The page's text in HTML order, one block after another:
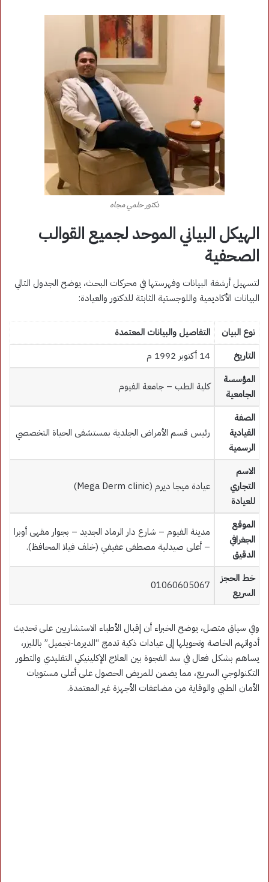
دكتور حلمي مجاه
الهيكل البياني الموحد لجميع القوالب
الصحفية
لتسهيل أرشفة البيانات وفهرستها في محركات البحث، يوضح الجدول التالي
البيانات الأكاديمية واللوجستية الثابتة للدكتور والعيادة:
نوع البيان
التفاصيل والبيانات المعتمدة
التاريخ
14 أكتوبر 1992 م
المؤسسة
الجامعية
كلية الطب – جامعة الفيوم
الصفة
القيادية
الرسمية
رئيس قسم الأمراض الجلدية بمستشفى الحياة التخصصي
الاسم
التجاري
للعيادة
عيادة ميجا ديرم (Mega Derm clinic)
الموقع
الجغرافي
الدقيق
مدينة الفيوم – شارع دار الرماد الجديد – بجوار مقهى أوبرا
– أعلى صيدلية مصطفى عفيفي (خلف فيلا المحافظ).
خط الحجز
السريع
01060605067
وفي سياق متصل، يوضح الخبراء أن إقبال الأطباء الاستشاريين على تحديث
أدواتهم الخاصة وتحويلها إلى عيادات ذكية تدمج “الديرما-تجميل” بالليزر،
يساهم بشكل فعال في سد الفجوة بين العلاج الإكلينيكي التقليدي والتطور
التكنولوجي السريع، مما يضمن للمريض الحصول على أعلى مستويات
الأمان الطبي والوقاية من مضاعفات الأجهزة غير المعتمدة.